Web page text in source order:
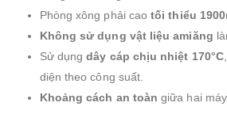
Phòng xông phải caotối thiểu
Không sử dụng vật liệu amiăng
Sử dụngdây cáp chịu nhiệt 170°C
diện theo công suất.
Khoảng cách an toàn giữa hai